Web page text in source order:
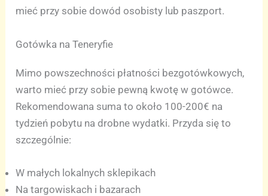
mieć przy sobie dowód osobisty lub paszport.
Gotówka na Teneryfie
Mimo powszechności płatności bezgotówkowych,
warto mieć przy sobie pewną kwotę w gotówce.
Rekomendowana suma to około 100-200€ na
tydzień pobytu na drobne wydatki. Przyda się to
szczególnie:
W małych lokalnych sklepikach
Na targowiskach i bazarach